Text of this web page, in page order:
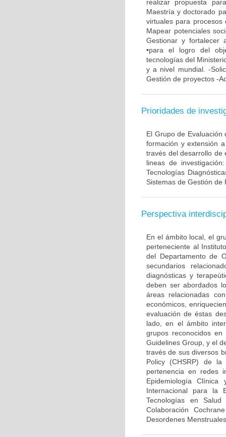
realizar propuesta
Maestría y doctorado
virtuales para procesos
Mapear potenciales
Gestionar y fortalecer
•para el logro del
tecnologías del
y a nivel mundial. -
Gestión de proyectos -
Prioridades de
El Grupo de Evaluación
formación y extensión
través del desarrollo de
lineas de
Tecnologías
Sistemas de Gestión de
Perspectiva
En el ámbito local, el
perteneciente al
del Departamento de
secundarios
diagnósticas y
deben ser abordados
áreas relacionadas
económicos,
evaluación de éstas
lado, en el ámbito
grupos reconocidos
Guidelines Group, y el
través de sus diversos
Policy (CHSRP) de
pertenencia en redes
Epidemiología
Internacional para la
Tecnologías en
Colaboración
Desordenes